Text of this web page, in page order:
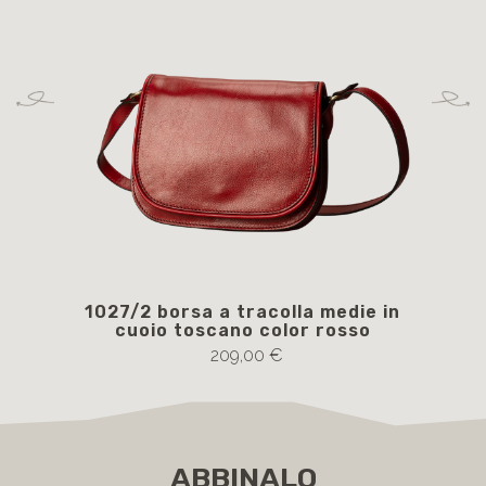
1027/2 borsa a tracolla medie in
cuoio toscano color rosso
209,00 €
ABBINALO